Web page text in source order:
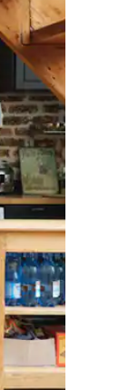
desliza el dedo.